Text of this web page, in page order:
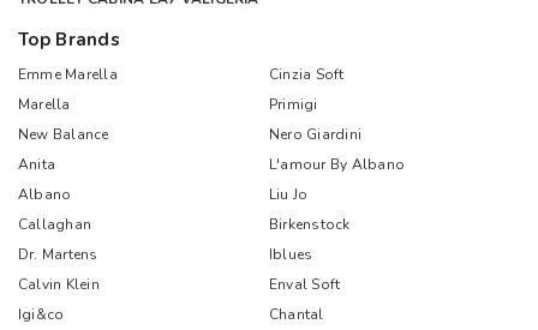
Top Brands
Emme Marella
Cinzia Soft
Marella
Primigi
New Balance
Nero Giardini
Anita
L'amour By Albano
Albano
Liu Jo
Callaghan
Birkenstock
Dr. Martens
Iblues
Calvin Klein
Enval Soft
Igi&co
Chantal